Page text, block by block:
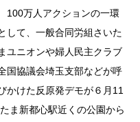
100万人アクションの一環
して、一般合同労組さいた
まユニオンや婦人民主クラブ
国協議会埼玉支部などが呼
かけた反原発デモが６月11
ま新都心駅近くの公園から